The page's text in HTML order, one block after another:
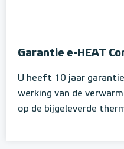
Garantie e-HEAT
U heeft 10 jaar
werking van de
op de bijgeleverde